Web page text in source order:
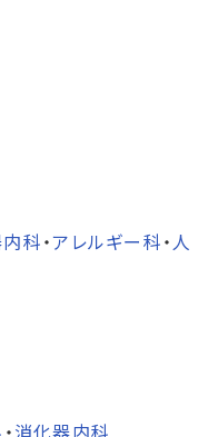
科・アレルギー科・ 人
・消化器内科